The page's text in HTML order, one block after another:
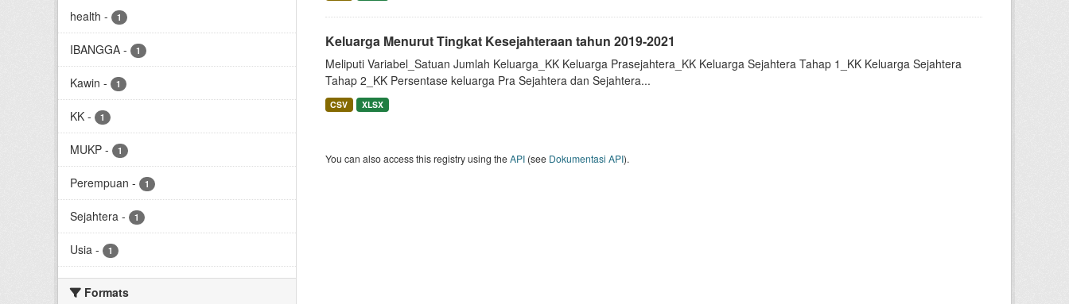
health - 1
IBANGGA - 1
Kawin - 1
KK - 1
MUKP - 1
Perempuan - 1
Sejahtera - 1
Usia - 1
Formats
Keluarga Menurut Tingkat Kesejahteraan tahun 2019-2021
Meliputi Variabel_Satuan Jumlah Keluarga_KK Keluarga Prasejahtera_KK Keluarga Sejahtera Tahap 1_KK Keluarga Sejahtera
Tahap 2_KK Persentase keluarga Pra Sejahtera dan Sejahtera...
CSV XLSX
You can also access this registry using theAPI(see Dokumentasi API).